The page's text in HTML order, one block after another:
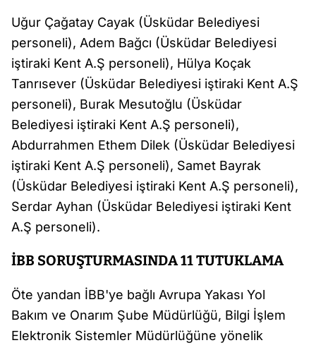
Uğur Çağatay Cayak (Üsküdar Belediyesi
personeli), Adem Bağcı (Üsküdar Belediyesi
iştiraki Kent A.Ş personeli), Hülya Koçak
Tanrısever (Üsküdar Belediyesi iştiraki Kent A.Ş
personeli), Burak Mesutoğlu (Üsküdar
Belediyesi iştiraki Kent A.Ş personeli),
Abdurrahmen Ethem Dilek (Üsküdar Belediyesi
iştiraki Kent A.Ş personeli), Samet Bayrak
(Üsküdar Belediyesi iştiraki Kent A.Ş personeli),
Serdar Ayhan (Üsküdar Belediyesi iştiraki Kent
A.Ş personeli).
İBB SORUŞTURMASINDA 11 TUTUKLAMA
Öte yandan İBB'ye bağlı Avrupa Yakası Yol
Bakım ve Onarım Şube Müdürlüğü, Bilgi İşlem
Elektronik Sistemler Müdürlüğüne yönelik